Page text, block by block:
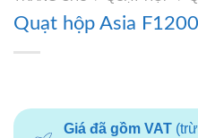
Quạt hộp Asia
Giá đã gồm VAT(trừ